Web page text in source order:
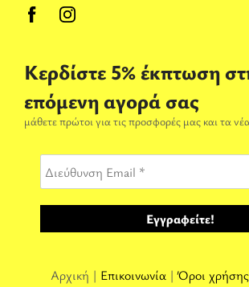
Κερδίστε 5% έκπτωση
επόμενη αγορά σας
μάθετε πρώτοι για τις προσφορές μας και τα
Αρχική | Επικοινωνία |Όροι χρήσης